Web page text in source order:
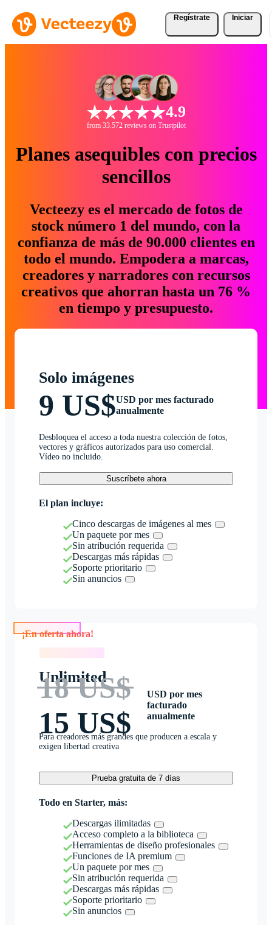
Regístrate Iniciar
4.9
from 33.572 reviews on Trustpilot
Planes asequibles con precios
sencillos
Vecteezy es el mercado de fotos de
stock número 1 del mundo, con la
confianza de más de 90.000 clientes en
todo el mundo. Empodera a marcas,
creadores y narradores con recursos
creativos que ahorran hasta un 76 %
en tiempo y presupuesto.
Solo imágenes
9 US$USD por mes facturado
anualmente
Desbloquea el acceso a toda nuestra colección de fotos,
vectores y gráficos autorizados para uso comercial.
Vídeo no incluido.
Suscríbete ahora
El plan incluye:
Cinco descargas de imágenes al mes
Un paquete por mes
Sin atribución requerida
Descargas más rápidas
Soporte prioritario
Sin anuncios
Unlimited
18 US$
15 US$
USD por mes
facturado
anualmente
Para creadores más grandes que producen a escala y
exigen libertad creativa
Prueba gratuita de 7 días
Todo en Starter, más:
Descargas ilimitadas
Acceso completo a la biblioteca
Herramientas de diseño profesionales
Funciones de IA premium
Un paquete por mes
Sin atribución requerida
Descargas más rápidas
Soporte prioritario
Sin anuncios